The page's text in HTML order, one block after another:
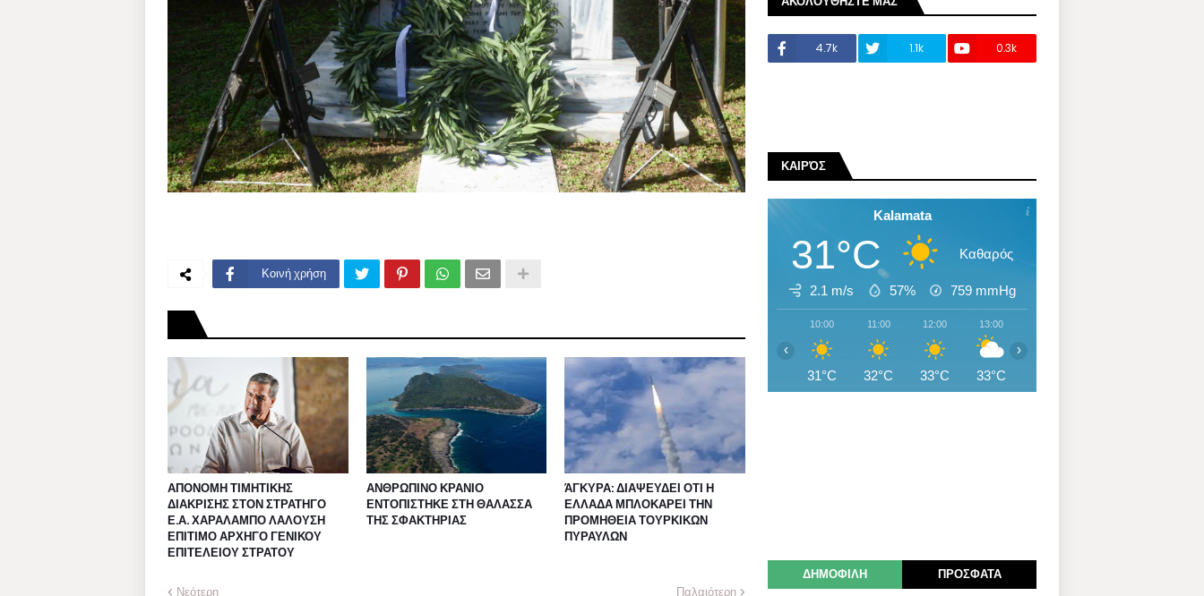
Κοινή χρήση
ΑΠΟΝΟΜΗ ΤΙΜΗΤΙΚΗΣ
ΔΙΑΚΡΙΣΗΣ ΣΤΟΝ ΣΤΡΑΤΗΓΟ
Ε.Α. ΧΑΡΑΛΑΜΠΟ ΛΑΛΟΥΣΗ
ΕΠΙΤΙΜΟ ΑΡΧΗΓΟ ΓΕΝΙΚΟΥ
ΕΠΙΤΕΛΕΙΟΥ ΣΤΡΑΤΟΥ
ΑΝΘΡΩΠΙΝΟ ΚΡΑΝΙΟ
ΕΝΤΟΠΙΣΤΗΚΕ ΣΤΗ ΘΑΛΑΣΣΑ
ΤΗΣ ΣΦΑΚΤΗΡΙΑΣ
ΆΓΚΥΡΑ: ΔΙΑΨΕΥΔΕΙ ΟΤΙ Η
ΕΛΛΑΔΑ ΜΠΛΟΚΑΡΕΙ ΤΗΝ
ΠΡΟΜΗΘΕΙΑ ΤΟΥΡΚΙΚΩΝ
ΠΥΡΑΥΛΩΝ
Νεότερη Παλαιότερη
4.7k 1.1k 0.3k
ΚΑΙΡΌΣ
Kalamata
31°C Καθαρός
2.1 m/s 57% 759 mmHg
10:00
31°C
11:00
32°C
12:00
33°C
13:00
33°C
‹ ›
ΔΗΜΟΦΙΛΗ ΠΡΟΣΦΑΤΑ